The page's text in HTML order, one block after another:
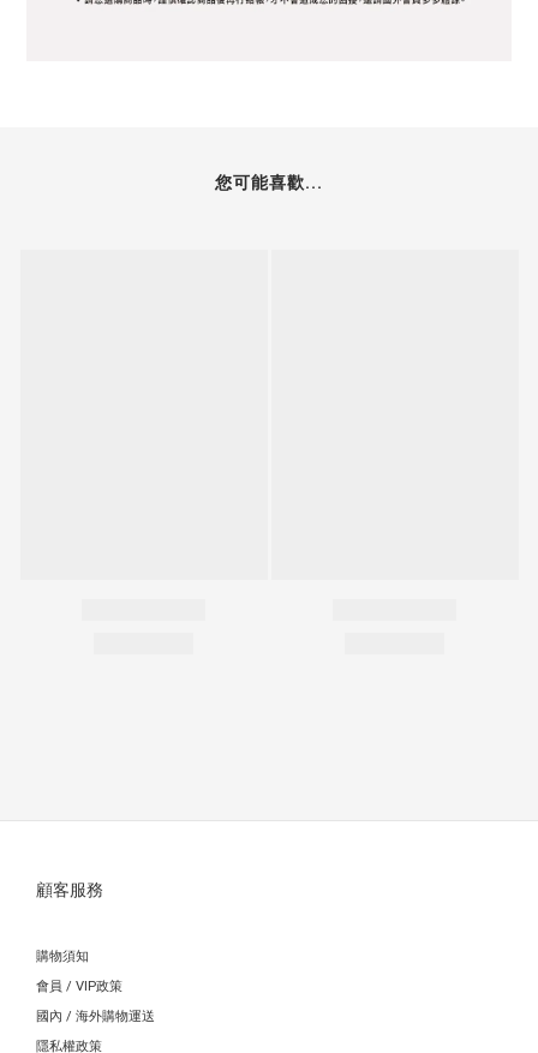
您可能喜歡...
顧客服務
購物須知
會員 / VIP政策
國內 / 海外購物運送
隱私權政策